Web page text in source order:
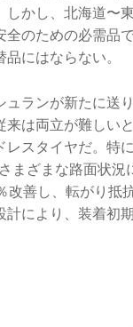
しかし、北海道〜
のための必需品
にはならない。
ュランが新たに送
来は両立が難しい
スタイヤだ。特
まざまな路面状
改善し、転がり
により、装着初